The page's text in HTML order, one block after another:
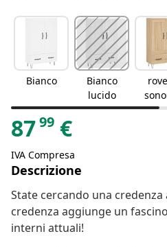
Bianco
Bianco
lucido
8799 €
IVA Compresa
Descrizione
State cercando una credenza
credenza aggiunge un
interni attuali!